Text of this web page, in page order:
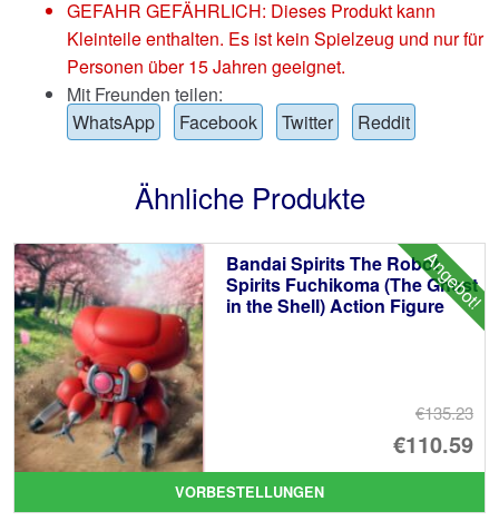
GEFAHR GEFÄHRLICH: Dieses Produkt kann
Kleinteile enthalten. Es ist kein Spielzeug und nur für
Personen über 15 Jahren geeignet.
Mit Freunden teilen:
WhatsApp
Facebook Twitter Reddit
Ähnliche Produkte
Angebot!
Bandai Spirits The Robot
Spirits Fuchikoma (The Ghost
in the Shell) Action Figure
€135.23
€110.59
VORBESTELLUNGEN